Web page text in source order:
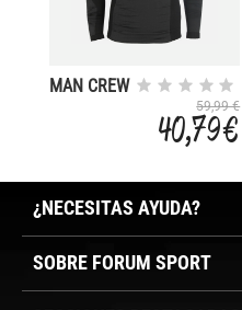
MAN CREW
59,99 €
40,79 €
¿NECESITAS AYUDA?
SOBRE FORUM SPORT